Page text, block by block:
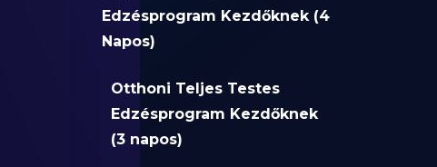
Edzésprogram Kezdőknek (4
Napos)
Otthoni Teljes Testes
Edzésprogram Kezdőknek
(3 napos)